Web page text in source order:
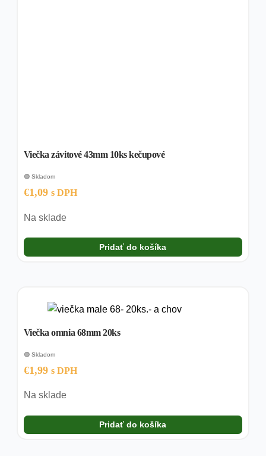
Viečka závitové 43mm 10ks kečupové
🟢 Skladom
€1,09 s DPH
Na sklade
Pridať do košíka
Viečka omnia 68mm 20ks
🟢 Skladom
€1,99 s DPH
Na sklade
Pridať do košíka